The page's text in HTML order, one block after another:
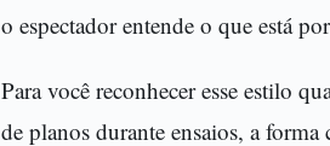
o espectador entende o que está
Para você reconhecer esse estilo
de planos durante ensaios, a